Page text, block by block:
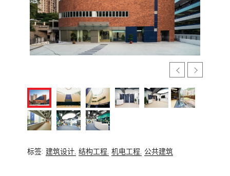
标签: 建筑设计, 结构工程, 机电工程, 公共建筑